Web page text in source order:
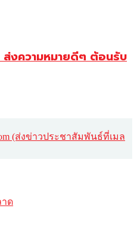
งความหมายดีๆ ต้อนรับ
(ส่งข่าวประชาสัมพันธ์ที่เมล
าด